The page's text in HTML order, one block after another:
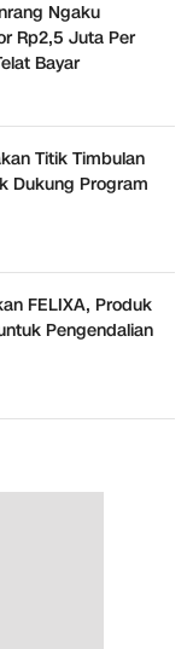
Ngaku
Rp2,5 Juta Per
Bayar
Titik Timbulan
Dukung Program
FELIXA, Produk
Pengendalian